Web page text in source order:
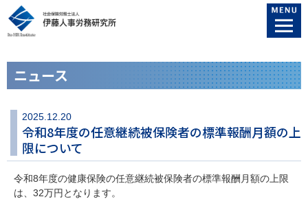
ニュース
2025.12.20
令和8年度の任意継続被保険者の標準報酬月額の上
限について
令和8年度の健康保険の任意継続被保険者の標準報酬月額の上限
は、32万円となります。